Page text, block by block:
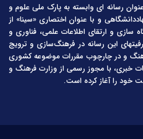
رسانه ای وابسته به پارک ملی علوم و
و با عنوان اختصاری «سینا» از
به آگاه سازی و ارتقای اطلاعات علمی، فناوری و
این رسانه در فرهنگ‌سازی و ترویج
و در چارچوب مقررات موضوعه کشوری
خبری، با مجوز رسمی از وزارت فرهنگ و